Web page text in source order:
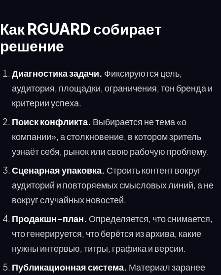
Как RGUARD собирает
решение
Диагностика задачи. Фиксируются цель,
аудитория, площадки, ограничения, тон бренда и
критерии успеха.
Поиск конфликта. Выбирается не тема «о
компании», а столкновение, в котором зритель
узнаёт себя, рынок или свою рабочую проблему.
Сценарная упаковка. Строить контент вокруг
аудиторий и повторяемых смысловых линий, а не
вокруг случайных новостей.
Продакшн-план. Определяется, что снимается,
что генерируется, что берётся из архива, какие
нужны интервью, титры, графика и версии.
Публикационная система. Материал заранее